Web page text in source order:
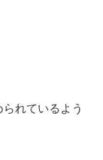
れているよう